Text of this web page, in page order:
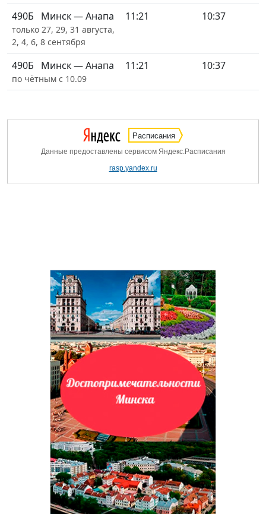
490Б Минск — Анапа
только 27, 29, 31 августа,
2, 4, 6, 8 сентября
11:21 10:37
490Б Минск — Анапа
по чётным с 10.09
11:21 10:37
Расписания
Данные предоставлены сервисом Яндекс.Расписания
rasp.yandex.ru